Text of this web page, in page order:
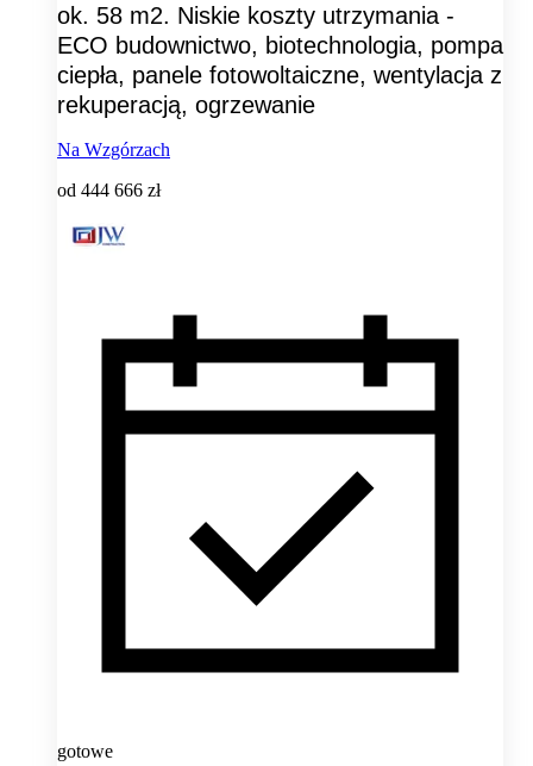
ok. 58 m2. Niskie koszty utrzymania -
ECO budownictwo, biotechnologia, pompa
ciepła, panele fotowoltaiczne, wentylacja z
rekuperacją, ogrzewanie
Na Wzgórzach
od 444 666 zł
gotowe